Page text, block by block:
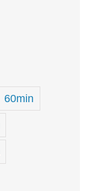
60min